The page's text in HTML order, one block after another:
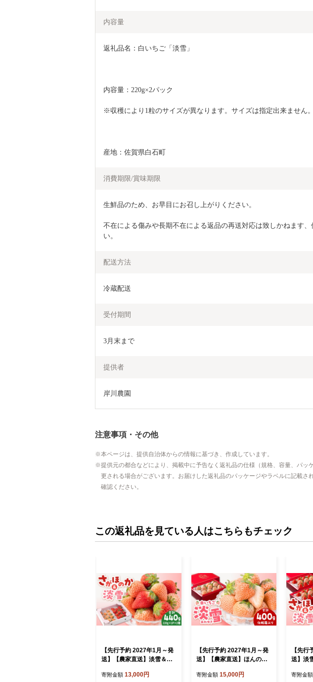
内容量
返礼品名：白いちご「淡雪」
内容量：220g×2パック
※収穫により1粒のサイズが異なります。サイズは指定出来ません。
産地：佐賀県白石町
消費期限/賞味期限
生鮮品のため、お早目にお召し上がりください。
不在による傷みや長期不在による返品の再送対応は致しかねます、
い。
配送方法
冷蔵配送
受付期間
3月末まで
提供者
岸川農園
注意事項・その他
本ページは、提供自治体からの情報に基づき、作成しています。
提供元の都合などにより、掲載中に予告なく返礼品の仕様（規格、容量、パッ
更される場合がございます。お届けした返礼品のパッケージやラベルに記載さ
確認ください。
この返礼品を見ている人はこちらもチェック
【先行予約 2027年1月～発
送】【農家直送】淡雪＆さ
各220g【岸川農園】 いちご
寄附金額 13,000円
【先行予約 2027年1月～発
送】【農家直送】ほんのり
雪」（化粧箱入り400g）
寄附金額 15,000円
【先
送】淡
ク 合計
寄附金額